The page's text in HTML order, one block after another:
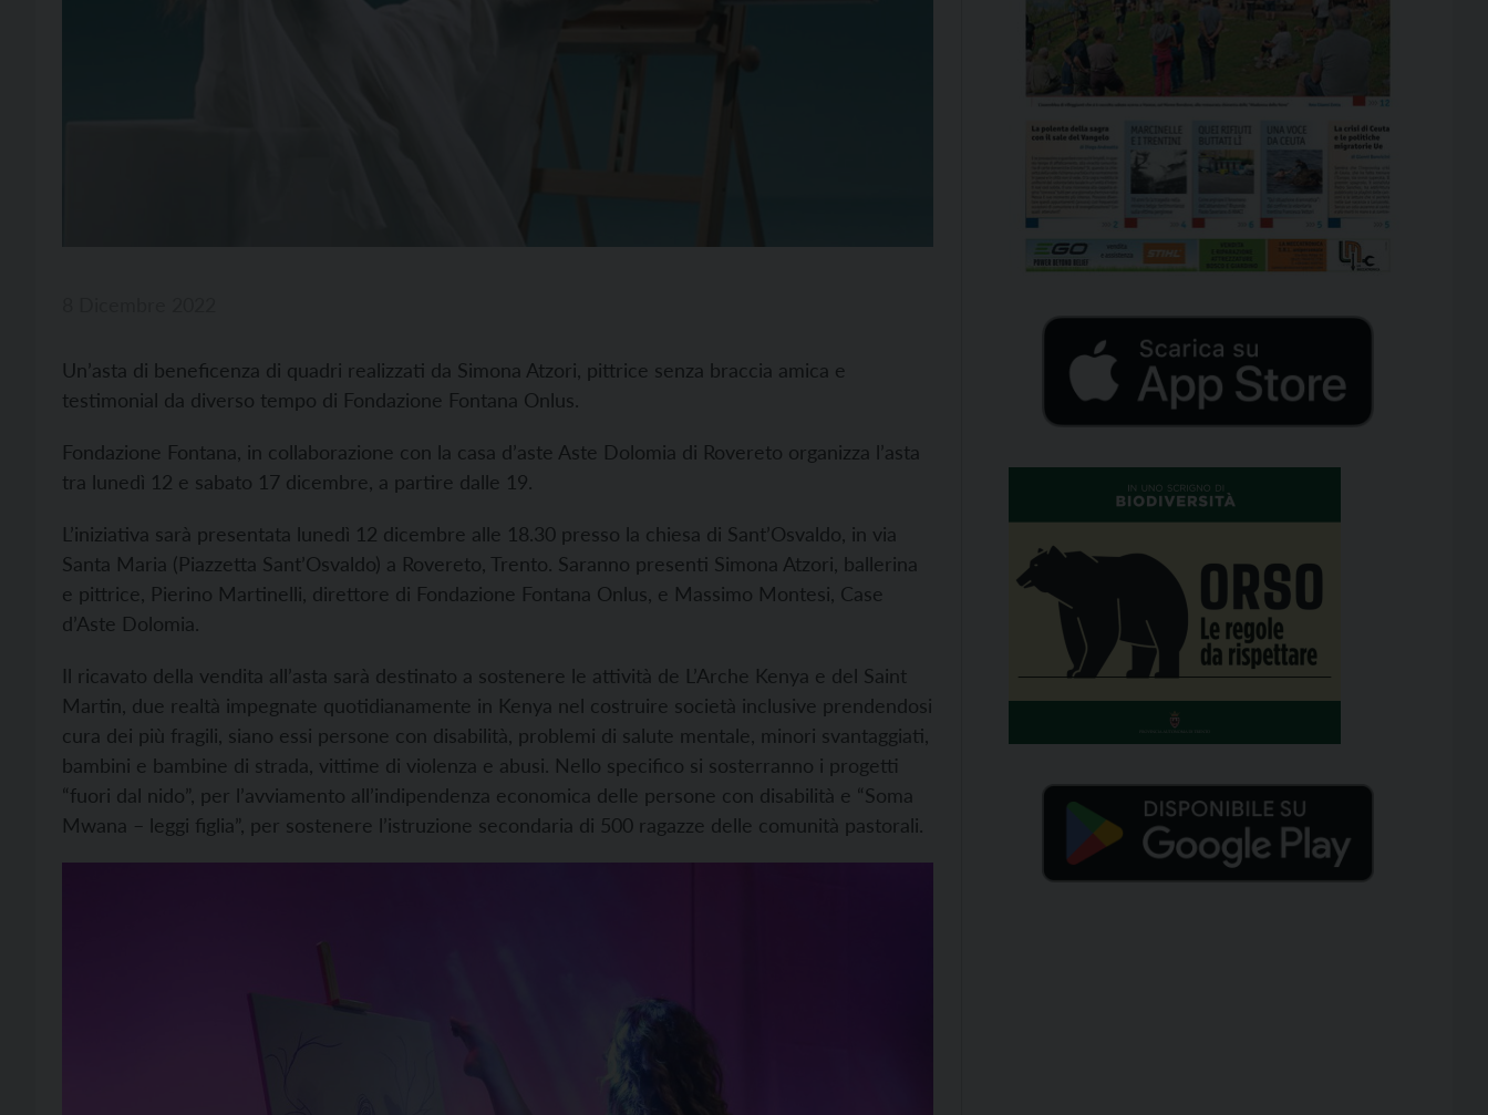
Un’asta di beneficenza di quadri realizzati da Simona Atzori, pittrice senza braccia amica e
testimonial da diverso tempo di Fondazione Fontana Onlus.
Fondazione Fontana, in collaborazione con la casa d’aste Aste Dolomia di Rovereto organizza l’asta
tra lunedì 12 e sabato 17 dicembre, a partire dalle 19.
L’iniziativa sarà presentata lunedì 12 dicembre alle 18.30 presso la chiesa di Sant’Osvaldo, in via
Santa Maria (Piazzetta Sant’Osvaldo) a Rovereto, Trento. Saranno presenti Simona Atzori, ballerina
e pittrice, Pierino Martinelli, direttore di Fondazione Fontana Onlus, e Massimo Montesi, Case
d’Aste Dolomia.
Il ricavato della vendita all’asta sarà destinato a sostenere le attività de L’Arche Kenya e del Saint
Martin, due realtà impegnate quotidianamente in Kenya nel costruire società inclusive prendendosi
cura dei più fragili, siano essi persone con disabilità, problemi di salute mentale, minori svantaggiati,
bambini e bambine di strada, vittime di violenza e abusi. Nello specifico si sosterranno i progetti
“fuori dal nido”, per l’avviamento all’indipendenza economica delle persone con disabilità e “Soma
Mwana – leggi figlia”, per sostenere l’istruzione secondaria di 500 ragazze delle comunità pastorali.